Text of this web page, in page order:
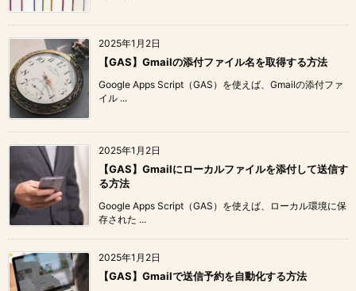
2025年1月2日
【GAS】Gmailの添付ファイル名を取得する方法
Google Apps Script（GAS）を使えば、Gmailの添付ファ
イル ...
2025年1月2日
【GAS】Gmailにローカルファイルを添付して送信す
る方法
Google Apps Script（GAS）を使えば、ローカル環境に保
存された ...
2025年1月2日
【GAS】Gmailで送信予約を自動化する方法